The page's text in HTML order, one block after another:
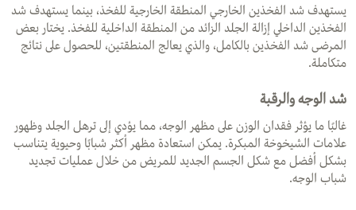
يستهدف شد الفخذين الخارجي المنطقة الخارجية للفخذ، بينما يستهدف شد
الفخذين الداخلي إزالة الجلد الزائد من المنطقة الداخلية للفخذ. يختار بعض
المرضى شد الفخذين بالكامل، والذي يعالج المنطقتين، للحصول على نتائج
متكاملة.
شد الوجه والرقبة
غالبًا ما يؤثر فقدان الوزن على مظهر الوجه، مما يؤدي إلى ترهل الجلد وظهور
علامات الشيخوخة المبكرة. يمكن استعادة مظهر أكثر شبابًا وحيوية يتناسب
بشكل أفضل مع شكل الجسم الجديد للمريض من خلال عمليات تجديد
شباب الوجه.